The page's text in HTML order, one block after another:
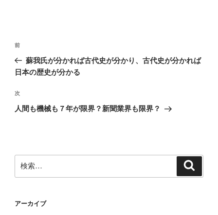
投
ナ
ゲ
ー
前
の
投
前
蘇我氏が分かれば古代史が分かり、古代史が分かれば
日本の歴史が分かる
次
の
次
人間も機械も７年が限界？新聞業界も限界？
索:
アーカイブ